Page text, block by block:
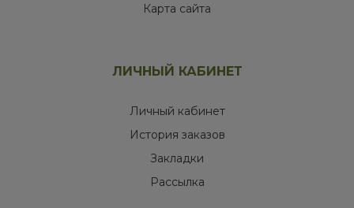
Карта сайта
ЛИЧНЫЙ КАБИНЕТ
Личный кабинет
История заказов
Закладки
Рассылка